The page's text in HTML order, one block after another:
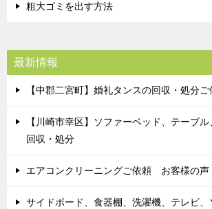
粗大ゴミを出す方法
最新情報
【中郡二宮町】婚礼タンスの回収・処分
【川崎市幸区】ソファーベッド、テーブ
回収・処分
エアコンクリーニングご依頼 お客様の声
サイドボード、食器棚、洗濯機、テレビ